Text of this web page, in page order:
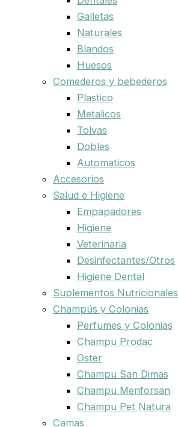
Galletas
Naturales
Blandos
Huesos
Comederos y bebederos
Plastico
Metalicos
Tolvas
Dobles
Automaticos
Accesorios
Salud e Higiene
Empapadores
Higiene
Veterinaria
Desinfectantes/Otros
Higiene Dental
Suplementos Nutricionales
Champús y Colonias
Perfumes y Colonias
Champu Prodac
Oster
Champu San Dimas
Champu Menforsan
Champu Pet Natura
Camas